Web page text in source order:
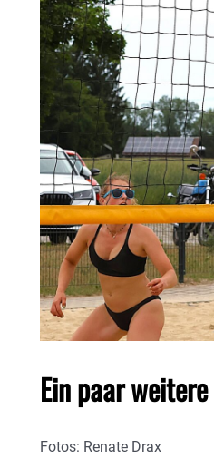
Ein paar
Fotos: Renate Drax